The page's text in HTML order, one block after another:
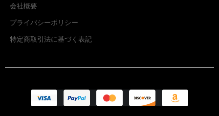
会社概要
プライバシーポリシー
特定商取引法に基づく表記